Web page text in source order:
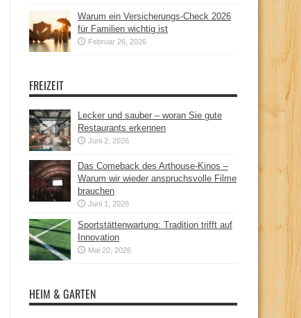
Warum ein Versicherungs-Check 2026
für Familien wichtig ist
Februar 26, 2026
FREIZEIT
Lecker und sauber – woran Sie gute
Restaurants erkennen
Juni 2, 2026
Das Comeback des Arthouse-Kinos –
Warum wir wieder anspruchsvolle Filme
brauchen
Juni 1, 2026
Sportstättenwartung: Tradition trifft auf
Innovation
Mai 20, 2026
HEIM & GARTEN